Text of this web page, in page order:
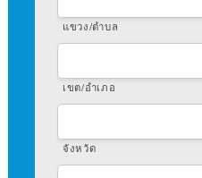
แขวง/ตำบล
เขต/อำเภอ
จังหวัด